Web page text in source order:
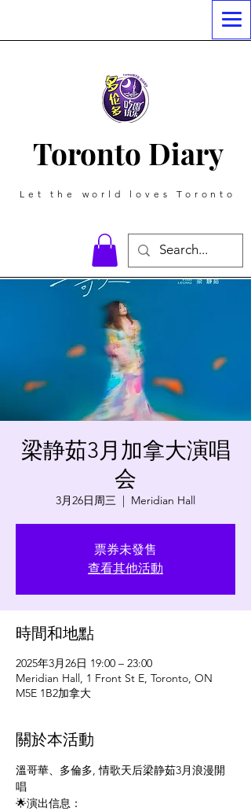
Toronto Diary
Let the world loves Toronto
梁静茹3月加拿大演唱
会
3月26日周三
  |
Meridian Hall
票券未發售
查看其他活動
時間和地點
2025年3月26日 19:00 – 23:00
Meridian Hall, 1 Front St E, Toronto, ON
M5E 1B2加拿大
關於本活動
溫哥華、多倫多, 情歌天后梁静茹3月浪漫開
唱
🌟演出信息：